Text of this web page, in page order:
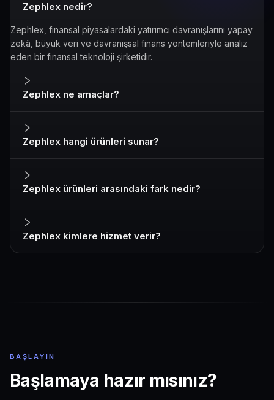
Zephlex nedir?
Zephlex, finansal piyasalardaki yatırımcı davranışlarını yapay
zekâ, büyük veri ve davranışsal finans yöntemleriyle analiz
eden bir finansal teknoloji şirketidir.
Zephlex ne amaçlar?
Zephlex hangi ürünleri sunar?
Zephlex ürünleri arasındaki fark nedir?
Zephlex kimlere hizmet verir?
BAŞLAYIN
Başlamaya hazır mısınız?